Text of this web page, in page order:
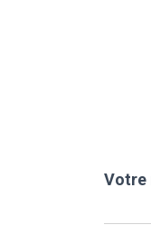
Votre